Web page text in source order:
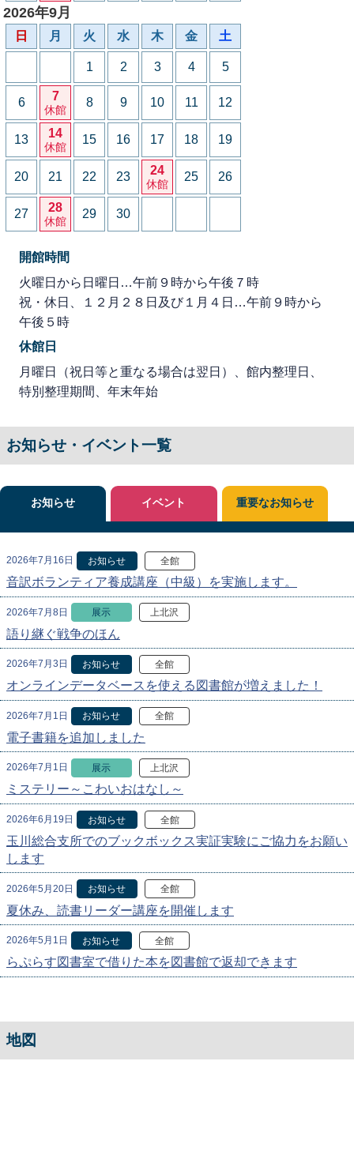
2026年9月
日 月 火 水 木 金 土
1 2 3 4 5
6 7
休館
8 9 10 11 12
13 14
休館
15 16 17 18 19
20 21 22 23 24
休館
25 26
27 28
休館
29 30
開館時間
火曜日から日曜日…午前９時から午後７時
祝・休日、１２月２８日及び１月４日…午前９時から
午後５時
休館日
月曜日（祝日等と重なる場合は翌日）、館内整理日、
特別整理期間、年末年始
お知らせ・イベント一覧
お知らせ
2026年7月16日 お知らせ 全館
音訳ボランティア養成講座（中級）を実施します。
2026年7月8日 展示 上北沢
語り継ぐ戦争のほん
2026年7月3日 お知らせ 全館
オンラインデータベースを使える図書館が増えました！
2026年7月1日 お知らせ 全館
電子書籍を追加しました
2026年7月1日 展示 上北沢
ミステリー～こわいおはなし～
2026年6月19日 お知らせ 全館
玉川総合支所でのブックボックス実証実験にご協力をお願い
します
2026年5月20日 お知らせ 全館
夏休み、読書リーダー講座を開催します
2026年5月1日 お知らせ 全館
らぷらす図書室で借りた本を図書館で返却できます
イベント 重要なお知らせ
地図